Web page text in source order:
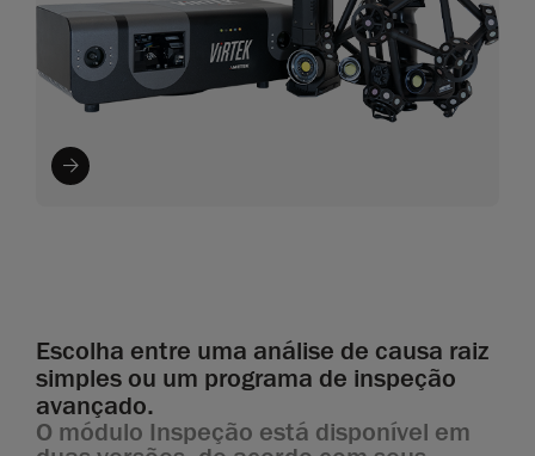
Escolha entre uma análise de causa raiz
simples ou um programa de inspeção
avançado.
O módulo Inspeção está disponível em